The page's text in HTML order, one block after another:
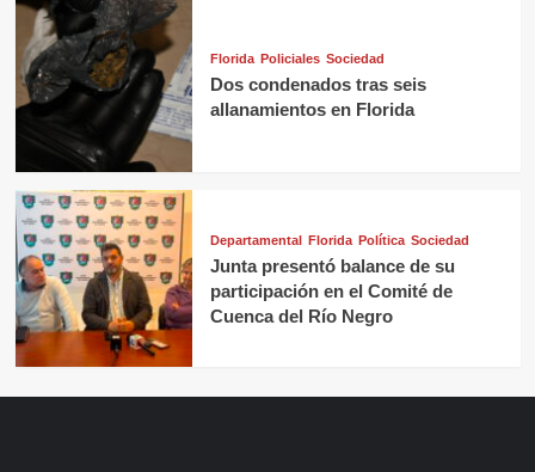
Florida Policiales Sociedad
Dos condenados tras seis
allanamientos en Florida
Departamental Florida Política Sociedad
Junta presentó balance de su
participación en el Comité de
Cuenca del Río Negro